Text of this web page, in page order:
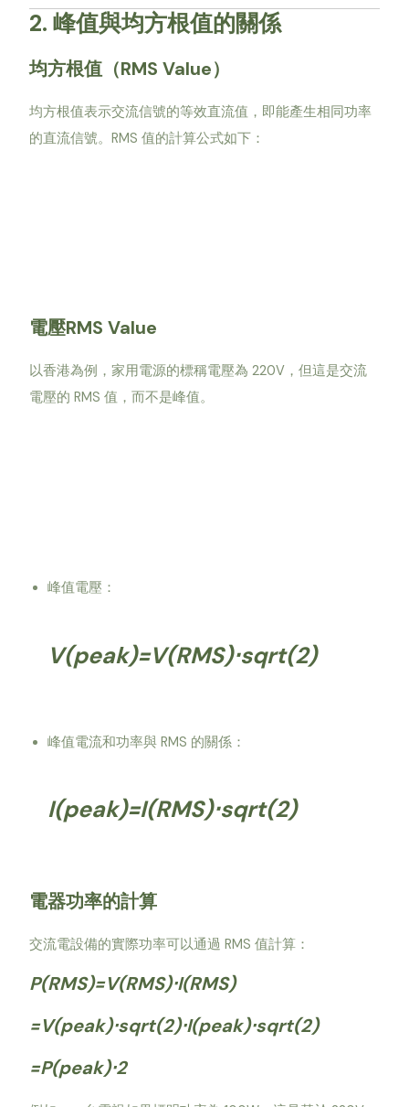
2. 峰值與均方根值的關係
均方根值（RMS Value）
均方根值表示交流信號的等效直流值，即能產生相同功率
的直流信號。RMS 值的計算公式如下：
電壓RMS Value
以香港為例，家用電源的標稱電壓為 220V，但這是交流
電壓的 RMS 值，而不是峰值。
峰值電壓：
V(peak)=V(RMS)⋅sqrt(2)
峰值電流和功率與 RMS 的關係：
I(peak)=I(RMS)⋅sqrt(2)
電器功率的計算
交流電設備的實際功率可以通過 RMS 值計算：
P(RMS)=V(RMS)⋅I(RMS)
=V(peak)⋅sqrt(2)⋅I(peak)⋅sqrt(2)
=P(peak)⋅2